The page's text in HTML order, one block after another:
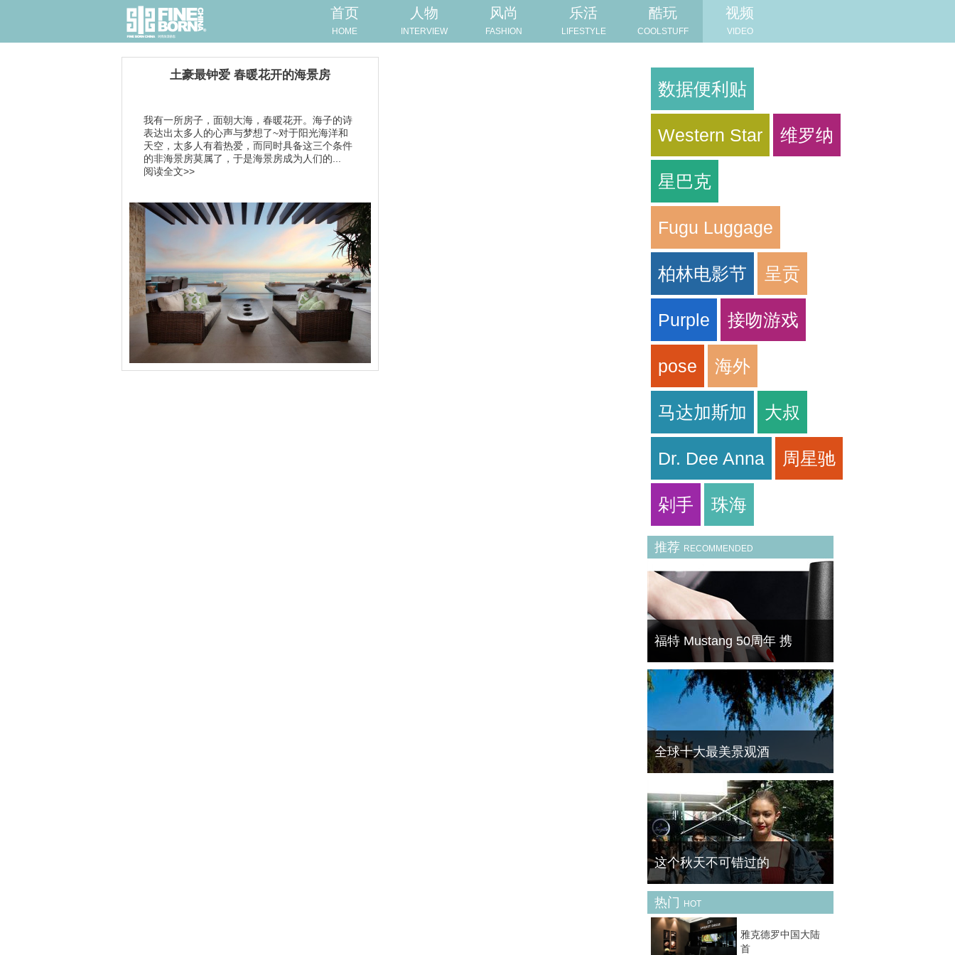
首页
HOME
人物
INTERVIEW
风尚
FASHION
乐活
LIFESTYLE
酷玩
COOLSTUFF
视频
VIDEO
土豪最钟爱 春暖花开的海景房
我有一所房子，面朝大海，春暖花开。海子的诗
表达出太多人的心声与梦想了~对于阳光海洋和
天空，太多人有着热爱，而同时具备这三个条件
的非海景房莫属了，于是海景房成为人们的...
阅读全文>>
数据便利贴
Western Star 维罗纳
星巴克
Fugu Luggage
柏林电影节 呈贡
Purple 接吻游戏
pose 海外
马达加斯加 大叔
Dr. Dee Anna 周星驰
剁手 珠海
推荐 RECOMMENDED
福特 Mustang 50周年 携
菁华（FineBornChina）今天为大家带来的这
一款产品可以说是最奇葩的跨界产物。跑车品
牌与美甲品牌的碰撞能产生怎么样的灵感呢？
一起去先睹为快。
全球十大最美景观酒
旅行时，一间完美的酒店不仅让你身心彻底放
松，还将带给你美妙无比的观景享受。一起来
欣赏下全球最美的十大景观酒店吧！ No.1迪
拜JW万豪侯爵酒店（迪拜，阿拉伯联合酋长
国） 毫
这个秋天不可错过的
天气逐渐转凉，我们开始关注秋天的最新趋势
是什么，当你还在疑问和迷茫的时候，早就有
时尚达人们为我们演绎这个秋天最 IN 的时尚
潮流。来，一起来分享她们最新的秋季新衣
热门 HOT
雅克德罗中国大陆
首